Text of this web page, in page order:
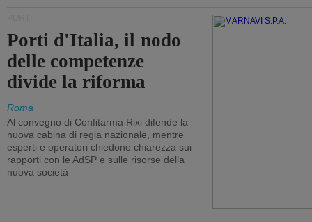
Porti d'Italia, il nodo
delle competenze
divide la riforma
Roma
Al convegno di Confitarma Rixi difende la
nuova cabina di regia nazionale, mentre
esperti e operatori chiedono chiarezza sui
rapporti con le AdSP e sulle risorse della
nuova società